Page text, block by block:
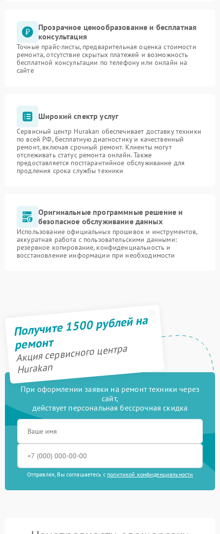
Прозрачное ценообразование и бесплатная
консультация
Точные прайс-листы, предварительная оценка стоимости
ремонта, отсутствие скрытых платежей и возможность
бесплатной консультации по телефону или онлайн на
сайте
Широкий спектр услуг
Сервисный центр Hurakan обеспечивает доставку техники
по всей РФ, бесплатную диагностику и качественный
ремонт, включая срочный ремонт. Клиенты могут
отслеживать статус ремонта онлайн. Также
предоставляется постгарантийное обслуживание для
продления срока службы техники
Оригинальные программные решение и
безопасное обслуживание данных
Использование официальных прошивок и инструментов,
аккуратная работа с пользовательскими данными:
резервное копирование, конфиденциальность и
восстановление информации при необходимости
Получите 1500 рублей на
ремонт
Акция сервисного центра
Hurakan
При оформлении заявки на ремонт техники через
сайт,
действует персональная бессрочная скидка
Отправляя, Вы соглашаетесь с политикой конфиденциальности